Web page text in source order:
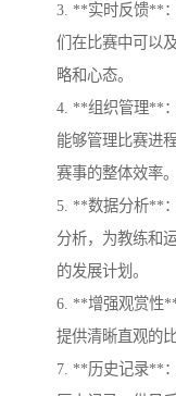
3. **实时反馈**
们在比赛中可以
略和心态。
4. **组织管理**
能够管理比赛进
赛事的整体效率。
5. **数据分析**
分析，为教练和
的发展计划。
6. **增强观赏性
提供清晰直观的
7. **历史记录**